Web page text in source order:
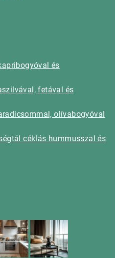
és
fetával és
olívabogyóval
céklás hummusszal és